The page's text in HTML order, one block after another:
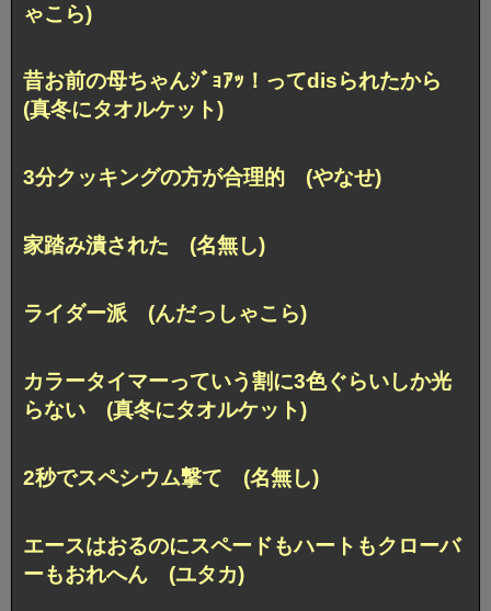
ゃこら)
昔お前の母ちゃんｼﾞｮｱｯ！ってdisられたから
(真冬にタオルケット)
3分クッキングの方が合理的 (やなせ)
家踏み潰された (名無し)
ライダー派 (んだっしゃこら)
カラータイマーっていう割に3色ぐらいしか光
らない (真冬にタオルケット)
2秒でスペシウム撃て (名無し)
エースはおるのにスペードもハートもクローバ
ーもおれへん (ユタカ)